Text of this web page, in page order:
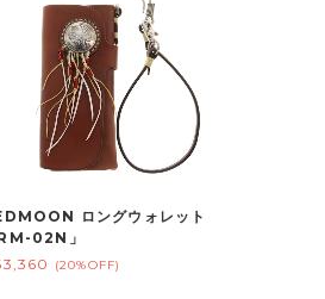
ロングウォレット
RM-02N」
(20%OFF)